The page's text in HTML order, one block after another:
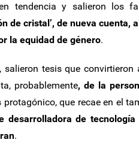
tendencia y salieron los
de cristal’, de nueva
la equidad de género.
salieron tesis que convirtieron
probablemente, de la
protagónico, que recae en el
desarrolladora de
.